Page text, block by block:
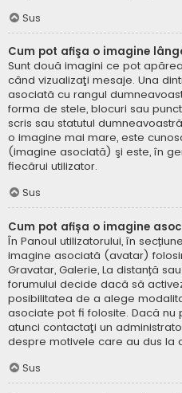
Sus
Cum pot afişa o imagine
Sunt două imagini ce pot
când vizualizaţi mesaje. Una
asociată cu rangul
forma de stele, blocuri sau
scris sau statutul
o imagine mai mare, este
(imagine asociată) şi este, în
fiecărui utilizator.
Sus
Cum pot afișa o imagine
În Panoul utilizatorului, în
imagine asociată (avatar)
Gravatar, Galerie, La distanță
forumului decide dacă să
posibilitatea de a alege
asociate pot fi folosite. Dacă nu
atunci contactaţi un
despre motivele care au dus la
Sus